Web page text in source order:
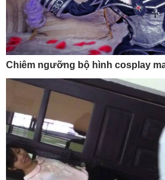
Chiêm ngưỡng bộ hình cosplay